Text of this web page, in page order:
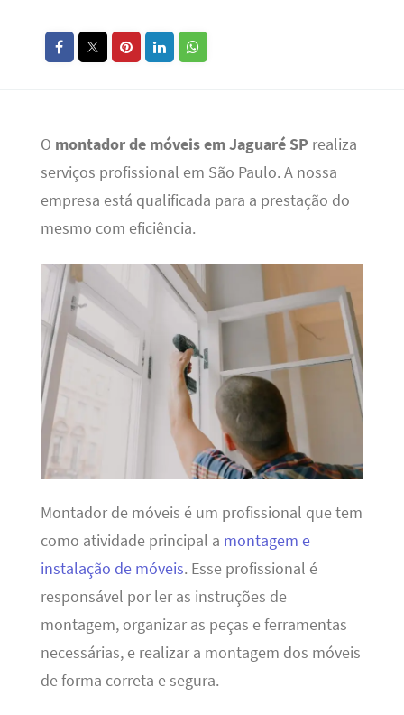
O montador de móveis em Jaguaré SP realiza
serviços profissional em São Paulo. A nossa
empresa está qualificada para a prestação do
mesmo com eficiência.
Montador de móveis é um profissional que tem
como atividade principal a montagem e
instalação de móveis. Esse profissional é
responsável por ler as instruções de
montagem, organizar as peças e ferramentas
necessárias, e realizar a montagem dos móveis
de forma correta e segura.